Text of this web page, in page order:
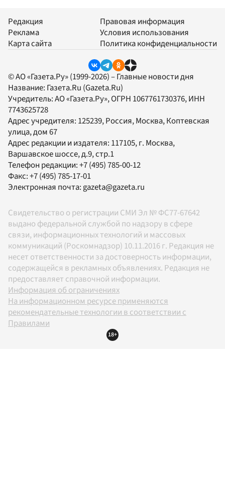
Редакция
Реклама
Карта сайта
Правовая информация
Условия использования
Политика конфиденциальности
© АО «Газета.Ру» (1999-2026) – Главные новости дня
Название: Газета.Ru (Gazeta.Ru)
Учредитель:АО «Газета.Ру», ОГРН 1067761730376, ИНН
7743625728
Адрес учредителя: 125239, Россия, Москва, Коптевская
улица, дом 67
Адрес редакции и издателя: 117105, г. Москва,
Варшавское шоссе, д.9, стр.1
Телефон редакции:+7 (495) 785-00-12
Факс:+7 (495) 785-17-01
Электронная почта:gazeta@gazeta.ru
Свидетельство о регистрации СМИ Эл № ФС77-67642
выдано федеральной службой по надзору в сфере
связи, информационных технологий и массовых
коммуникаций (Роскомнадзор) 10.11.2016 г. Редакция не
несет ответственности за достоверность информации,
содержащейся в рекламных объявлениях. Редакция не
предоставляет справочной информации.
Информация об ограничениях
На информационном ресурсе применяются
рекомендательные технологии в соответствии с
Правилами
18+